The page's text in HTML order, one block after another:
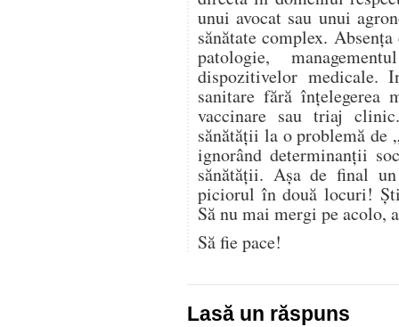
unui avocat sau unui
sănătate complex.
patologie,
dispozitivelor medicale.
sanitare fără înțelegerea
vaccinare sau triaj
sănătății la o problemă de
ignorând determinanții
sănătății. Așa de final
piciorul în două locuri!
Să nu mai mergi pe acolo,
Să fie pace!
Lasă un răspuns